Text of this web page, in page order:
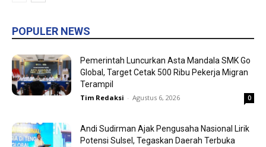
POPULER NEWS
Pemerintah Luncurkan Asta Mandala SMK Go
Global, Target Cetak 500 Ribu Pekerja Migran
Terampil
Tim Redaksi - Agustus 6, 2026 0
Andi Sudirman Ajak Pengusaha Nasional Lirik
Potensi Sulsel, Tegaskan Daerah Terbuka